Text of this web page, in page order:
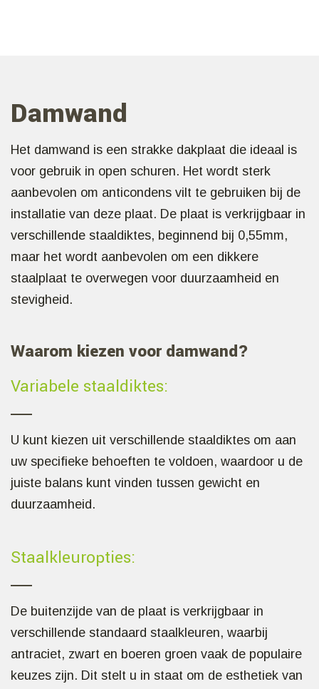
Damwand
Het damwand is een strakke dakplaat die ideaal is
voor gebruik in open schuren. Het wordt sterk
aanbevolen om anticondens vilt te gebruiken bij de
installatie van deze plaat. De plaat is verkrijgbaar in
verschillende staaldiktes, beginnend bij 0,55mm,
maar het wordt aanbevolen om een dikkere
staalplaat te overwegen voor duurzaamheid en
stevigheid.
Waarom kiezen voor damwand?
Variabele staaldiktes:
U kunt kiezen uit verschillende staaldiktes om aan
uw specifieke behoeften te voldoen, waardoor u de
juiste balans kunt vinden tussen gewicht en
duurzaamheid.
Staalkleuropties:
De buitenzijde van de plaat is verkrijgbaar in
verschillende standaard staalkleuren, waarbij
antraciet, zwart en boeren groen vaak de populaire
keuzes zijn. Dit stelt u in staat om de esthetiek van